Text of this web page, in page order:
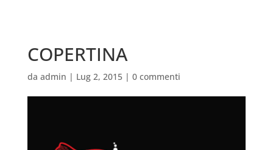
COPERTINA
da admin | Lug 2, 2015| 0 commenti